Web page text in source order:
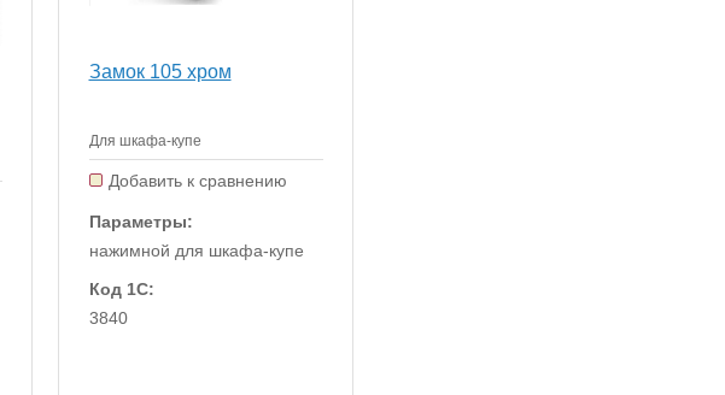
Замок 105 хром
Для шкафа-купе
Добавить к сравнению
Параметры:
нажимной для шкафа-купе
Код 1С:
3840